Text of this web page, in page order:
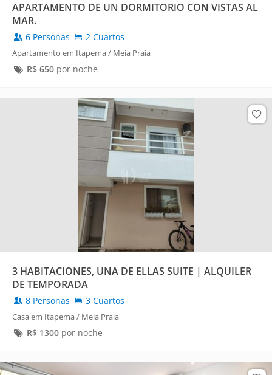
APARTAMENTO DE UN DORMITORIO CON VISTAS AL
MAR.
6 Personas 2 Cuartos
Apartamento em Itapema / Meia Praia
R$ 650por noche
3 HABITACIONES, UNA DE ELLAS SUITE | ALQUILER
DE TEMPORADA
8 Personas 3 Cuartos
Casa em Itapema / Meia Praia
R$ 1300por noche